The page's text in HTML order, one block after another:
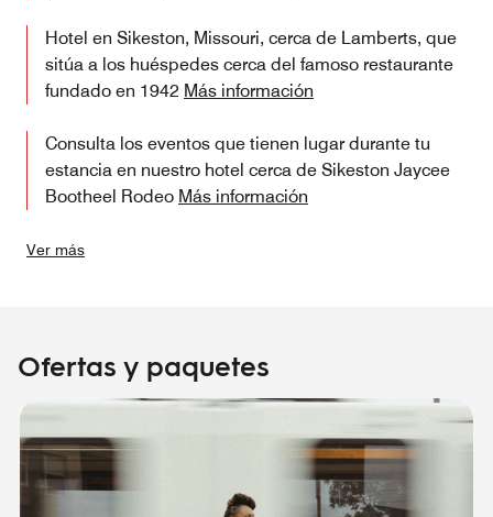
Hotel en Sikeston, Missouri,​ cerca de Lamberts, que
sitúa a los huéspedes cerca del famoso restaurante
fundado en 1942 Más información
Consulta los eventos que tienen lugar durante tu
estancia en nuestro hotel cerca de Sikeston Jaycee
Bootheel Rodeo Más información
Ver más
Ofertas y paquetes